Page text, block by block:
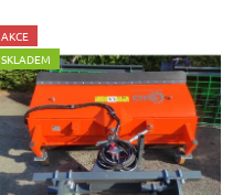
AKCE
SKLADEM